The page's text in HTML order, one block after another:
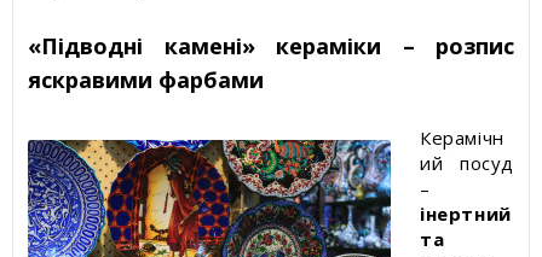
«Підводні камені» кераміки – розпис
яскравими фарбами
Керамічн
ий посуд
–
інертний
та